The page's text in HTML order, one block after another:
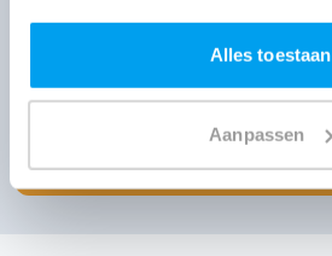
Alles toestaan
Aanpassen
DJ huren voor jouw feest?
Ga naar prijzen